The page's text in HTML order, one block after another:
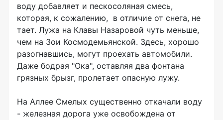
воду добавляет и пескосоляная смесь,
которая, к сожалению, в отличие от снега, не
тает. Лужа на Клавы Назаровой чуть меньше,
чем на Зои Космодемьянской. Здесь, хорошо
разогнавшись, могут проехать автомобили.
Даже бодрая "Ока", оставляя два фонтана
грязных брызг, пролетает опасную лужу.
На Аллее Смелых существенно откачали воду
- железная дорога уже освобождена от